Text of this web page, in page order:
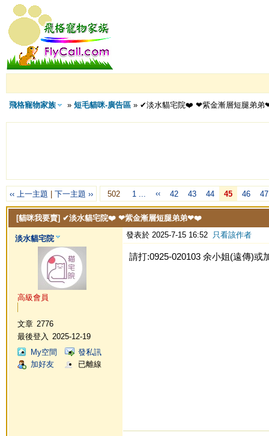
飛格寵物家族 » 短毛貓咪-廣告區» ✔淡水貓宅院❤️ ❤紫金漸層短腿弟
‹‹ 上一主題 下一主題 ›› 502 1 ... ‹‹ 42 43 44 45 46 47
[貓咪我要賣] ✔淡水貓宅院❤️ ❤紫金漸層短腿弟弟❤❤️
淡水貓宅院
高級會員
文章 2776
最後登入
2025-12-19
My空間
發私訊
加好友
已離線
發表於 2025-7-15 16:52 只看該作者
請打:0925-020103 余小姐(遠傳)或